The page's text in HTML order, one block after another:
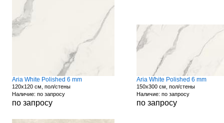
Aria White Polished 6 mm
120x120 см, пол/стены
Наличие: по запросу
по запросу
Aria White Polished 6 mm
150x300 см, пол/стены
Наличие: по запросу
по запросу